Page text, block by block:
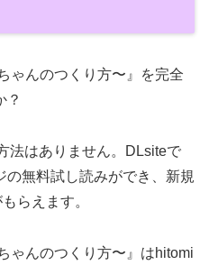
ゃんのつくり方〜』を完全
？
法はありません。DLsiteで
無料試し読みができ、新規
らえます。
ゃんのつくり方〜』はhitomi